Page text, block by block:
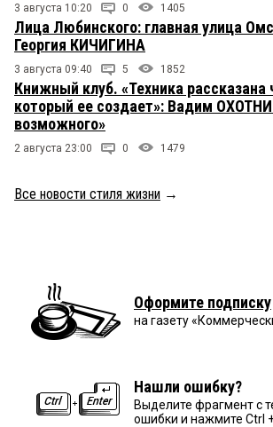
3 августа 10:20 0 1405
Лица Любинского: главная улица
Георгия КИЧИГИНА
3 августа 09:40 5 1852
Книжный клуб. «Техника рассказана
который ее создает»: Вадим
возможного»
2 августа 23:00 0 1479
Все новости стиля жизни →
Оформите подписку
на газету
Нашли ошибку?
Выделите фрагмент с
ошибки и нажмите Ctrl